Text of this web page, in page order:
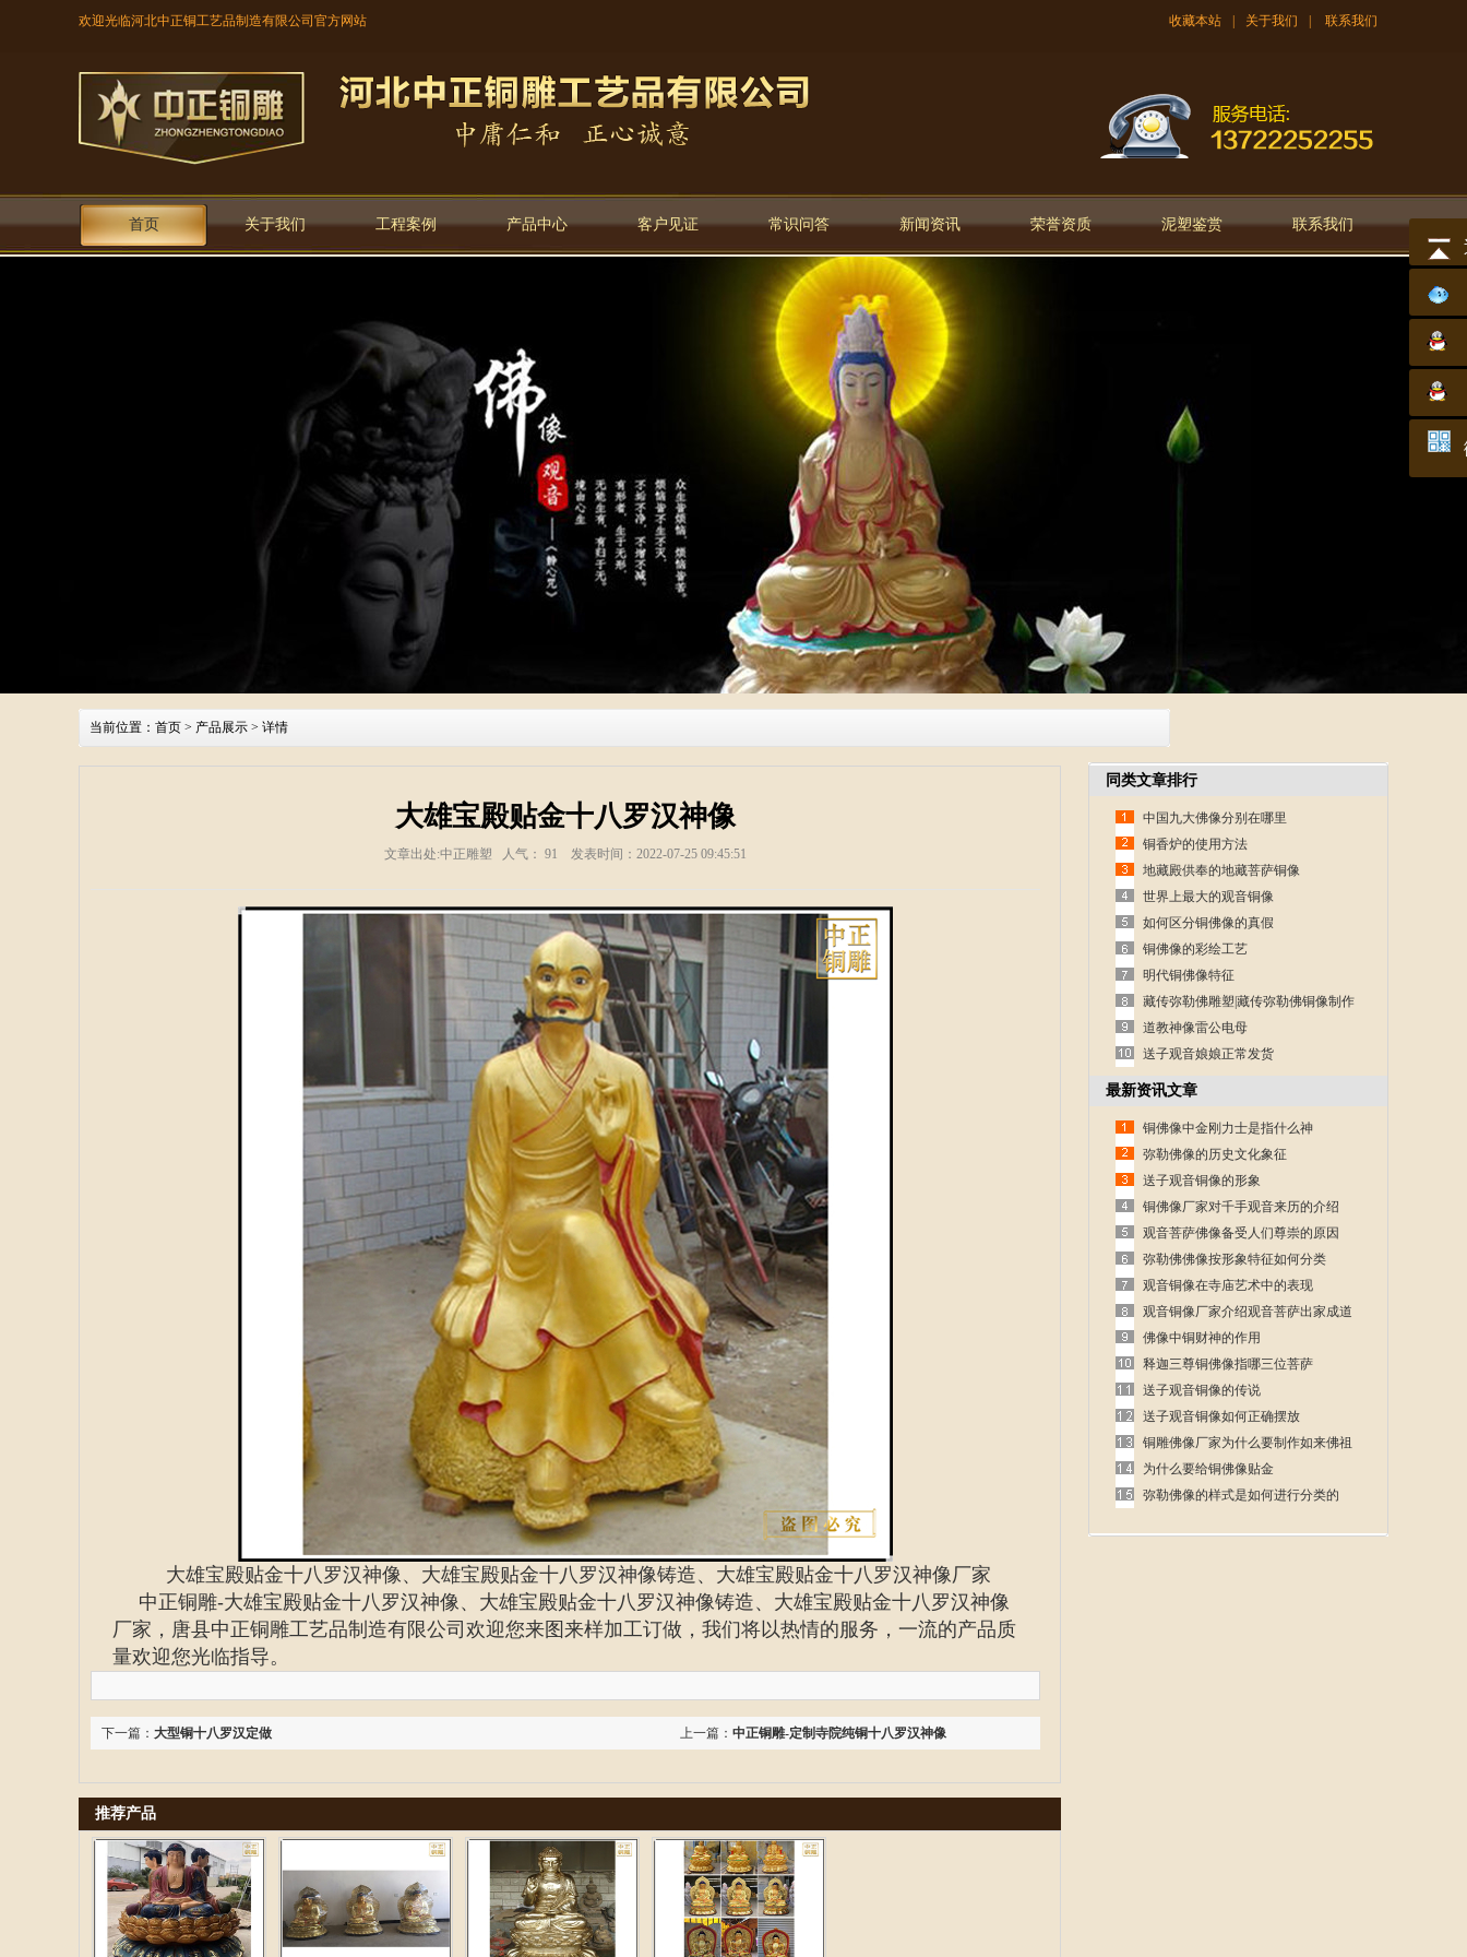
欢迎光临河北中正铜工艺品制造有限公司官方网站 收藏本站 关于我们 联系我们
首页 关于我们 工程案例 产品中心 客户见证 常识问答 新闻资讯 荣誉资质 泥塑鉴赏 联系我们
当前位置： 首页 > 产品展示 > 详情
大雄宝殿贴金十八罗汉神像
文章出处:中正雕塑 人气： 91 发表时间：2022-07-25 09:45:51
大雄宝殿贴金十八罗汉神像、大雄宝殿贴金十八罗汉神像铸造、大雄宝殿贴金十八罗汉神像厂家
中正铜雕-大雄宝殿贴金十八罗汉神像、大雄宝殿贴金十八罗汉神像铸造、大雄宝殿贴金十八罗汉神像
厂家 ，唐县中正铜雕工艺品制造有限公司欢迎您来图来样加工订做，我们将以热情的服务，一流的产品质
量欢迎您光临指导。
上一篇： 中正铜雕-定制寺院纯铜十八罗汉神像
下一篇： 大型铜十八罗汉定做
推荐产品
同类文章排行
中国九大佛像分别在哪里
铜香炉的使用方法
地藏殿供奉的地藏菩萨铜像
世界上最大的观音铜像
如何区分铜佛像的真假
铜佛像的彩绘工艺
明代铜佛像特征
藏传弥勒佛雕塑|藏传弥勒佛铜像制作
道教神像雷公电母
送子观音娘娘正常发货
最新资讯文章
铜佛像中金刚力士是指什么神
弥勒佛像的历史文化象征
送子观音铜像的形象
铜佛像厂家对千手观音来历的介绍
观音菩萨佛像备受人们尊崇的原因
弥勒佛佛像按形象特征如何分类
观音铜像在寺庙艺术中的表现
观音铜像厂家介绍观音菩萨出家成道
的故事
佛像中铜财神的作用
释迦三尊铜佛像指哪三位菩萨
送子观音铜像的传说
送子观音铜像如何正确摆放
铜雕佛像厂家为什么要制作如来佛祖
呢
为什么要给铜佛像贴金
弥勒佛像的样式是如何进行分类的